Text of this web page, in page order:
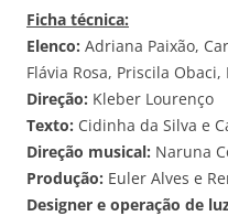
Ficha técnica:
Elenco: Adriana Paixão,
Flávia Rosa, Priscila Obaci,
Direção: Kleber Lourenço
Texto: Cidinha da Silva e
Direção musical: Naruna
Produção: Euler Alves e
Designer e operação de